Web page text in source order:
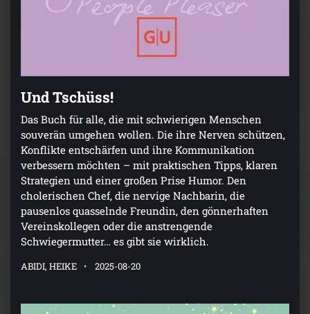
Und Tschüss!
Das Buch für alle, die mit schwierigen Menschen
souverän umgehen wollen. Die ihre Nerven schützen,
Konflikte entschärfen und ihre Kommunikation
verbessern möchten – mit praktischen Tipps, klaren
Strategien und einer großen Prise Humor. Den
cholerischen Chef, die nervige Nachbarin, die
pausenlos quasselnde Freundin, den gönnerhaften
Vereinskollegen oder die anstrengende
Schwiegermutter… es gibt sie wirklich.
ABIDI, HEIKE 2025-08-20